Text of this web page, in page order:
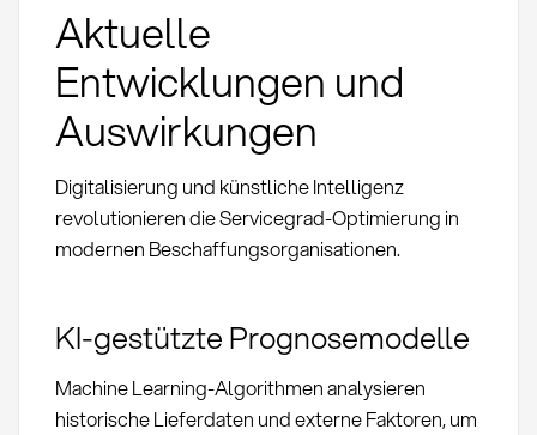
Aktuelle
Entwicklungen und
Auswirkungen
Digitalisierung und künstliche Intelligenz
revolutionieren die Servicegrad-Optimierung in
modernen Beschaffungsorganisationen.
KI-gestützte Prognosemodelle
Machine Learning-Algorithmen analysieren
historische Lieferdaten und externe Faktoren, um